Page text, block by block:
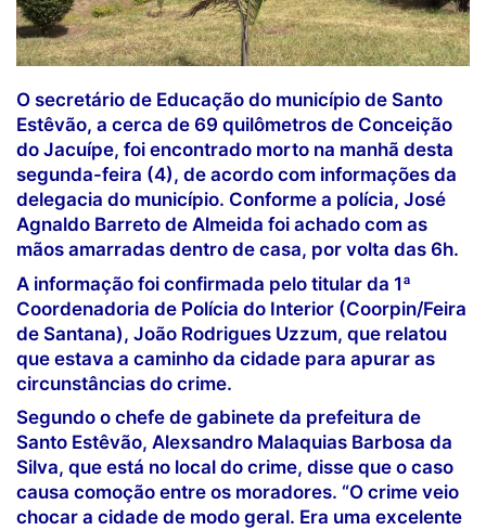
O secretário de Educação do município de Santo
Estêvão, a cerca de 69 quilômetros de Conceição
do Jacuípe, foi encontrado morto na manhã desta
segunda-feira (4), de acordo com informações da
delegacia do município. Conforme a polícia, José
Agnaldo Barreto de Almeida foi achado com as
mãos amarradas dentro de casa, por volta das 6h.
A informação foi confirmada pelo titular da 1ª
Coordenadoria de Polícia do Interior (Coorpin/Feira
de Santana), João Rodrigues Uzzum, que relatou
que estava a caminho da cidade para apurar as
circunstâncias do crime.
Segundo o chefe de gabinete da prefeitura de
Santo Estêvão, Alexsandro Malaquias Barbosa da
Silva, que está no local do crime, disse que o caso
causa comoção entre os moradores. “O crime veio
chocar a cidade de modo geral. Era uma excelente